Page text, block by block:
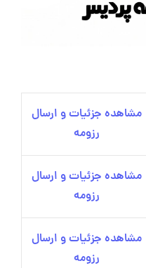
مشاهده جزئیات و ارسال
رزومه
مشاهده جزئیات و ارسال
رزومه
مشاهده جزئیات و ارسال
رزومه